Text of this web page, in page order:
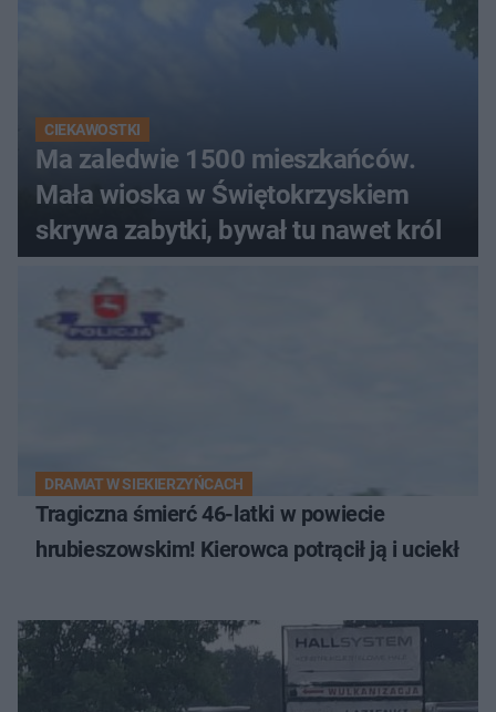
CIEKAWOSTKI
Ma zaledwie 1500 mieszkańców.
Mała wioska w Świętokrzyskiem
skrywa zabytki, bywał tu nawet król
DRAMAT W SIEKIERZYŃCACH
Tragiczna śmierć 46-latki w powiecie
hrubieszowskim! Kierowca potrącił ją i uciekł